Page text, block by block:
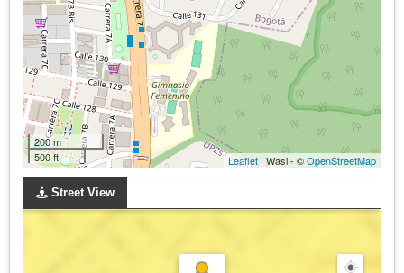
200 m
500 ft
Leaflet | Wasi - ©OpenStreetMap
Street View